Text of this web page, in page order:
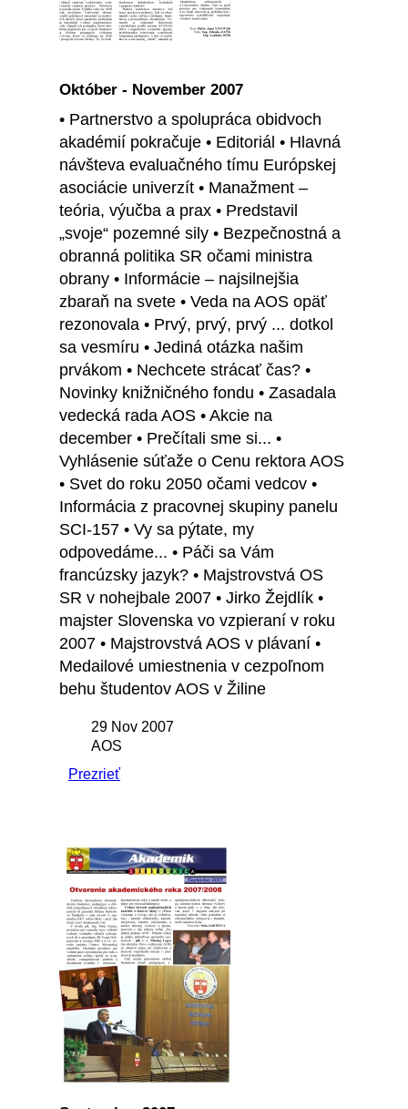
Október - November 2007
• Partnerstvo a spolupráca obidvoch
akadémií pokračuje • Editoriál • Hlavná
návšteva evaluačného tímu Európskej
asociácie univerzít • Manažment –
teória, výučba a prax • Predstavil
„svoje“ pozemné sily • Bezpečnostná a
obranná politika SR očami ministra
obrany • Informácie – najsilnejšia
zbaraň na svete • Veda na AOS opäť
rezonovala • Prvý, prvý, prvý ... dotkol
sa vesmíru • Jediná otázka našim
prvákom • Nechcete strácať čas? •
Novinky knižničného fondu • Zasadala
vedecká rada AOS • Akcie na
december • Prečítali sme si... •
Vyhlásenie súťaže o Cenu rektora AOS
• Svet do roku 2050 očami vedcov •
Informácia z pracovnej skupiny panelu
SCI-157 • Vy sa pýtate, my
odpovedáme... • Páči sa Vám
francúzsky jazyk? • Majstrovstvá OS
SR v nohejbale 2007 • Jirko Žejdlík •
majster Slovenska vo vzpieraní v roku
2007 • Majstrovstvá AOS v plávaní •
Medailové umiestnenia v cezpoľnom
behu študentov AOS v Žiline
29 Nov 2007
AOS
Prezrieť